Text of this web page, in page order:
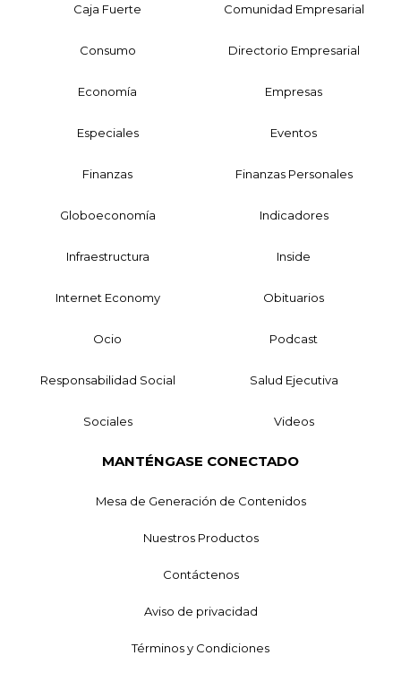
Caja Fuerte Comunidad Empresarial
Consumo Directorio Empresarial
Economía Empresas
Especiales Eventos
Finanzas Finanzas Personales
Globoeconomía Indicadores
Infraestructura Inside
Internet Economy Obituarios
Ocio Podcast
Responsabilidad Social Salud Ejecutiva
Sociales Videos
MANTÉNGASE CONECTADO
Mesa de Generación de Contenidos
Nuestros Productos
Contáctenos
Aviso de privacidad
Términos y Condiciones